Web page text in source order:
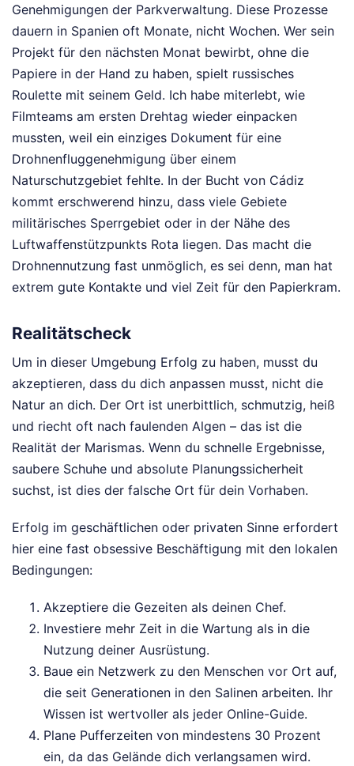
Genehmigungen der Parkverwaltung. Diese Prozesse
dauern in Spanien oft Monate, nicht Wochen. Wer sein
Projekt für den nächsten Monat bewirbt, ohne die
Papiere in der Hand zu haben, spielt russisches
Roulette mit seinem Geld. Ich habe miterlebt, wie
Filmteams am ersten Drehtag wieder einpacken
mussten, weil ein einziges Dokument für eine
Drohnenfluggenehmigung über einem
Naturschutzgebiet fehlte. In der Bucht von Cádiz
kommt erschwerend hinzu, dass viele Gebiete
militärisches Sperrgebiet oder in der Nähe des
Luftwaffenstützpunkts Rota liegen. Das macht die
Drohnennutzung fast unmöglich, es sei denn, man hat
extrem gute Kontakte und viel Zeit für den Papierkram.
Realitätscheck
Um in dieser Umgebung Erfolg zu haben, musst du
akzeptieren, dass du dich anpassen musst, nicht die
Natur an dich. Der Ort ist unerbittlich, schmutzig, heiß
und riecht oft nach faulenden Algen – das ist die
Realität der Marismas. Wenn du schnelle Ergebnisse,
saubere Schuhe und absolute Planungssicherheit
suchst, ist dies der falsche Ort für dein Vorhaben.
Erfolg im geschäftlichen oder privaten Sinne erfordert
hier eine fast obsessive Beschäftigung mit den lokalen
Bedingungen:
Akzeptiere die Gezeiten als deinen Chef.
Investiere mehr Zeit in die Wartung als in die
Nutzung deiner Ausrüstung.
Baue ein Netzwerk zu den Menschen vor Ort auf,
die seit Generationen in den Salinen arbeiten. Ihr
Wissen ist wertvoller als jeder Online-Guide.
Plane Pufferzeiten von mindestens 30 Prozent
ein, da das Gelände dich verlangsamen wird.